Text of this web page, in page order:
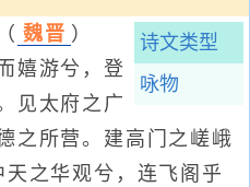
诗文类型
咏物
（ 魏晋 ）
游兮，登
见太府之广
之所营。建高门之嵯峨
之华观兮，连飞阁乎